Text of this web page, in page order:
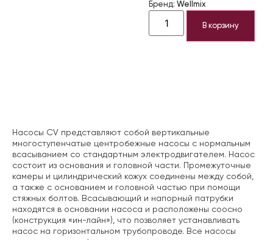
Бренд: Wellmix
В корзину
Насосы CV представляют собой вертикальные
многоступенчатые центробежные насосы с нормальным
всасыванием со стандартным электродвигателем. Насос
состоит из основания и головной части. Промежуточные
камеры и цилиндрический кожух соединены между собой,
а также с основанием и головной частью при помощи
стяжных болтов. Всасывающий и напорный патрубки
находятся в основании насоса и расположены соосно
(конструкция «ин-лайн»), что позволяет устанавливать
насос на горизонтальном трубопроводе. Все насосы